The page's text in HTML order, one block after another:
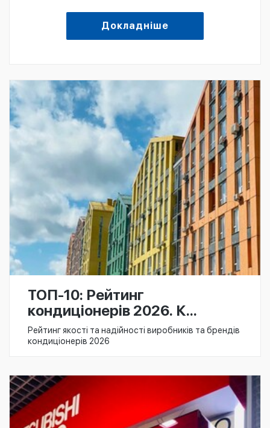
Докладніше
ТОП-10: Рейтинг
кондиціонерів 2026. К...
Рейтинг якості та надійності виробників та брендів
кондиціонерів 2026